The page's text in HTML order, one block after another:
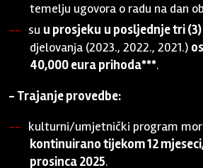
temelju ugovora o radu na dan
su u prosjeku u posljednje tri
djelovanja (2023., 2022., 2021.)
40,000 eura prihoda***.
- Trajanje provedbe:
kulturni/umjetnički program
kontinuirano tijekom 12
prosinca 2025.